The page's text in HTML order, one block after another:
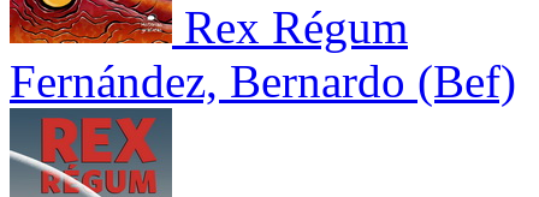
Rex Régum
Fernández, Bernardo (Bef)